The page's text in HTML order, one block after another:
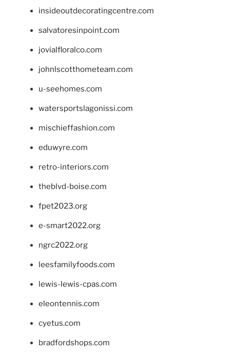
insideoutdecoratingcentre.com
salvatoresinpoint.com
jovialfloralco.com
johnlscotthometeam.com
u-seehomes.com
watersportslagonissi.com
mischieffashion.com
eduwyre.com
retro-interiors.com
theblvd-boise.com
fpet2023.org
e-smart2022.org
ngrc2022.org
leesfamilyfoods.com
lewis-lewis-cpas.com
eleontennis.com
cyetus.com
bradfordshops.com